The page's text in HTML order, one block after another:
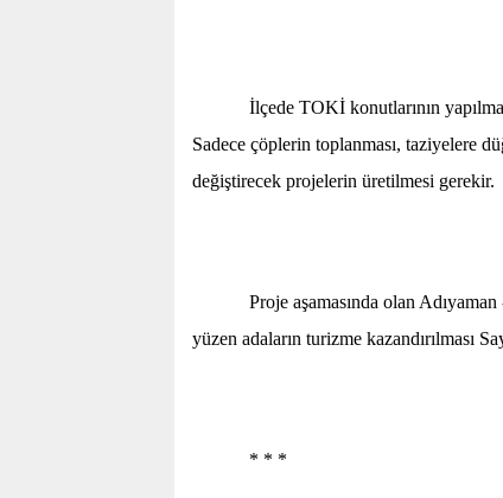
İlçede TOKİ konutlarının
Sadece çöplerin toplanması, taziyelere
değiştirecek projelerin üretilmesi gerekir.
Proje aşamasında olan Adıyaman -
yüzen adaların turizme kazandırılması
* * *